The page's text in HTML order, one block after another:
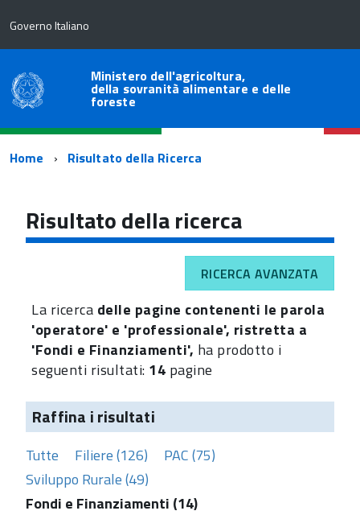
Governo Italiano
Ministero dell'agricoltura,
della sovranità alimentare e delle
foreste
Percorso
navigazione
Home Risultato della Ricerca
Risultato della ricerca
RICERCA AVANZATA
La ricerca delle pagine contenenti le parola
'operatore' e 'professionale', ristretta a
'Fondi e Finanziamenti', ha prodotto i
seguenti risultati: 14 pagine
Raffina i risultati
Tutte Filiere (126)
PAC (75)
Sviluppo Rurale (49)
Fondi e Finanziamenti (14)